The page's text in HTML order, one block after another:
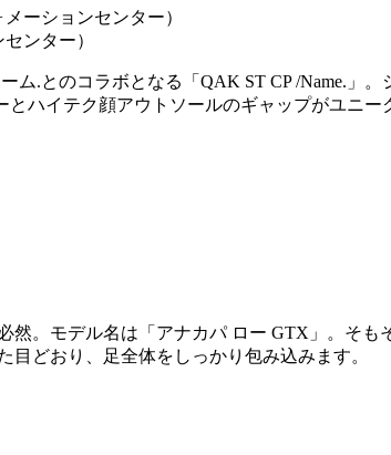
ンター）
.とのコラボとなる「QAK ST CP /Name.」
ハイテク顔アウトソールのギャップがユニー
。モデル名は「アナカパ ロー GTX」。そも
どおり、足全体をしっかり包み込みます。